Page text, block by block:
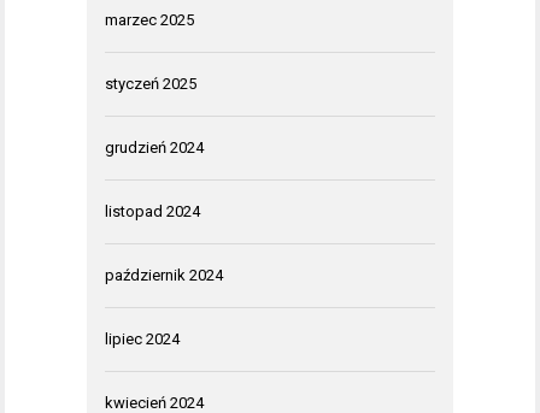
marzec 2025
styczeń 2025
grudzień 2024
listopad 2024
październik 2024
lipiec 2024
kwiecień 2024